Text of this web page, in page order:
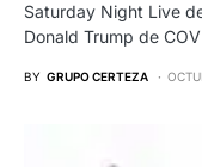
Saturday Night Live
Donald Trump de
BY GRUPO CERTEZA